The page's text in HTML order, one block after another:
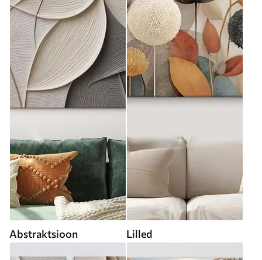
Abstraktsioon Lilled